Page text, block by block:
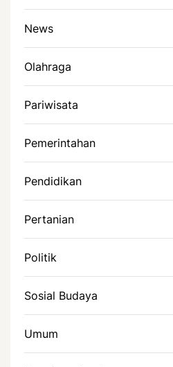
News
Olahraga
Pariwisata
Pemerintahan
Pendidikan
Pertanian
Politik
Sosial Budaya
Umum